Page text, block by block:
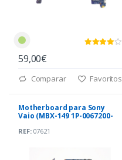
59,00€
Comparar Favoritos
Motherboard para Sony
Vaio (MBX-149 1P-0067200-
REF:07621